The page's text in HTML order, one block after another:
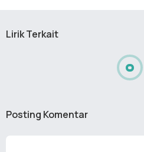
Lirik Terkait
Posting Komentar